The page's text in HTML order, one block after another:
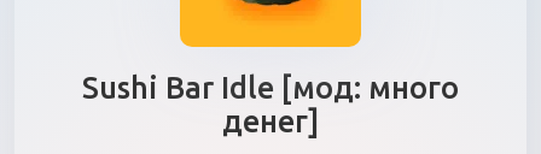
Sushi Bar Idle [мод: много
денег]